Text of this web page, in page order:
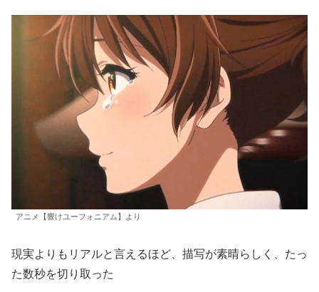
アニメ【響けユーフォニアム】より
現実よりもリアルと言えるほど、描写が素晴らしく、たっ
た数秒を切り取った